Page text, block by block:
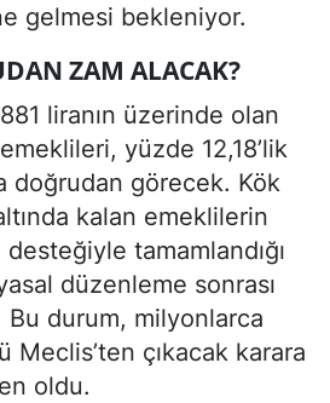
gelmesi bekleniyor.
ZAM ALACAK?
liranın üzerinde olan
yüzde 12,18’lik
doğrudan görecek. Kök
kalan emeklilerin
tamamlandığı
düzenleme sonrası
durum, milyonlarca
Meclis’ten çıkacak karara
oldu.